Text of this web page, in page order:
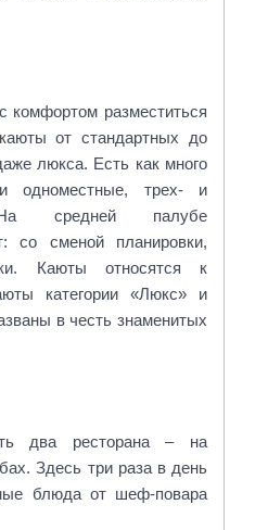
комфортом разместиться
от стандартных до
люкса. Есть как много
одноместные, трех- и
средней палубе
со сменой планировки,
Каюты относятся к
категории «Люкс» и
в честь знаменитых
два ресторана – на
Здесь три раза в день
блюда от шеф-повара